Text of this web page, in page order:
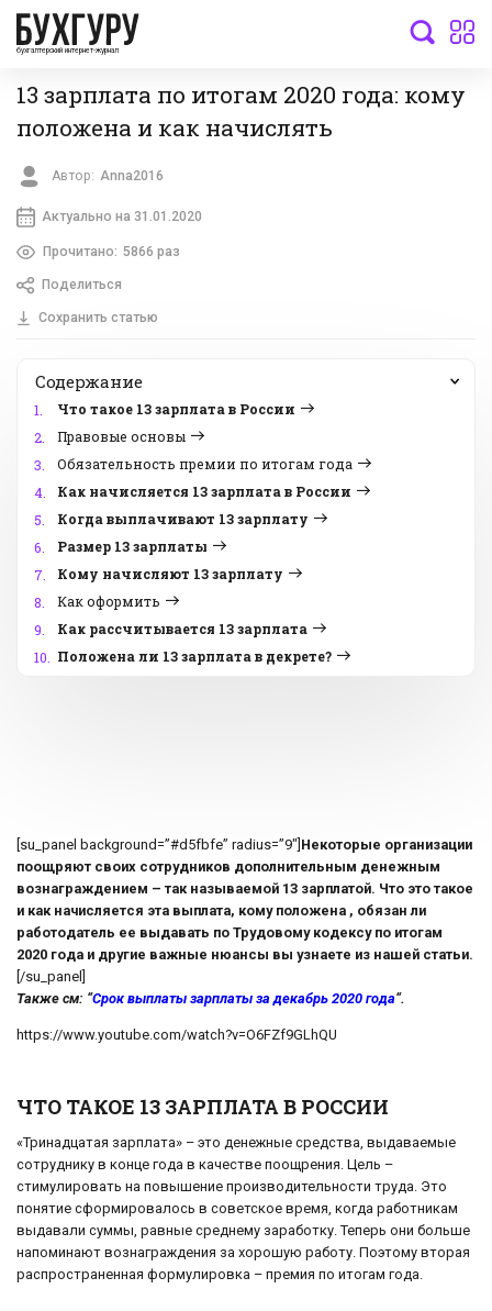
бухгалтерский интернет-журнал
13 зарплата по итогам 2020 года: кому
положена и как начислять
Автор: Anna2016
Актуально на 31.01.2020
Прочитано: 5866 раз
Поделиться
Сохранить статью
Содержание
1.
Что такое 13 зарплата в России
2.
Правовые основы
3.
Обязательность премии по итогам года
4.
Как начисляется 13 зарплата в России
5.
Когда выплачивают 13 зарплату
6.
Размер 13 зарплаты
7.
Кому начисляют 13 зарплату
8.
Как оформить
9.
Как рассчитывается 13 зарплата
10. Положена ли 13 зарплата в декрете?
[su_panel background=”#d5fbfe” radius=”9″] Некоторые организации
поощряют своих сотрудников дополнительным денежным
вознаграждением – так называемой 13 зарплатой. Что это такое
и как начисляется эта выплата, кому положена , обязан ли
работодатель ее выдавать по Трудовому кодексу по итогам
2020 года и другие важные нюансы вы узнаете из нашей статьи.
[/su_panel]
Также см: “Срок выплаты зарплаты за декабрь 2020 года“.
https://www.youtube.com/watch?v=O6FZf9GLhQU
ЧТО ТАКОЕ 13 ЗАРПЛАТА В РОССИИ
«Тринадцатая зарплата» – это денежные средства, выдаваемые
сотруднику в конце года в качестве поощрения. Цель –
стимулировать на повышение производительности труда. Это
понятие сформировалось в советское время, когда работникам
выдавали суммы, равные среднему заработку. Теперь они больше
напоминают вознаграждения за хорошую работу. Поэтому вторая
распространенная формулировка – премия по итогам года.